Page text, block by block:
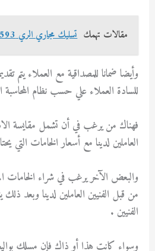
مقالات تهمك تسليك مجاري الري 69614593
وأيضا ضمانا للمصداقية مع العملاء يتم
للسادة العملاء علي حسب نظام
فهناك من يرغب في أن تشمل مقايسة
العاملين لدينا مع أسعار الخامات التي
والبعض الآخر يرغب في شراء الخامات
من قبل الفنيين العاملين لدينا وبعد ذلك
الفنيين .
وسواء كانت هذا أو ذاك فإن مسلك